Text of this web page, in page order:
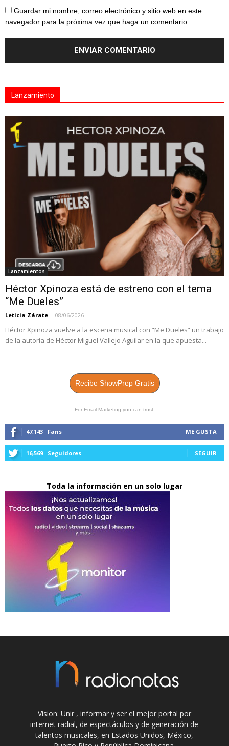
Guardar mi nombre, correo electrónico y sitio web en este
navegador para la próxima vez que haga un comentario.
Lanzamiento
Lanzamientos
Héctor Xpinoza está de estreno con el tema
“Me Dueles”
Leticia Zárate - 08/06/2026
Héctor Xpinoza vuelve a la escena musical con “Me Dueles” un trabajo
de la autoría de Héctor Miguel Vallejo Aguilar en la que apuesta...
Recibe ShowPrep Gratis
For Email Marketing you can trust.
47,143 Fans ME GUSTA
16,569 Seguidores SEGUIR
Toda la información en un solo lugar
Vision: Unir , informar y ser el mejor portal por
internet radial, de espectáculos y de generación de
talentos musicales, en Estados Unidos, México,